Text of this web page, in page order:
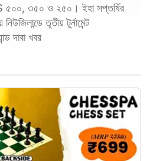
৫০০, ৩৫০ ও ২৫০। ইহা সপ্তর্ষির
তৃতীয় টুর্নামেন্ট
দাবা খবর